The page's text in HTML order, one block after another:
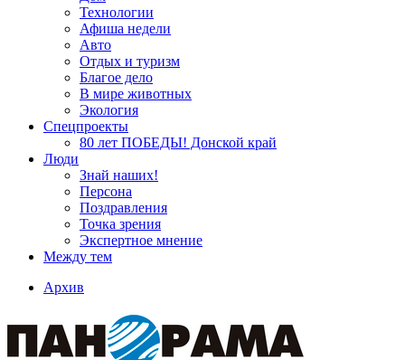
Технологии
Афиша недели
Авто
Отдых и туризм
Благое дело
В мире животных
Экология
Спецпроекты
80 лет ПОБЕДЫ! Донской край
Люди
Знай наших!
Персона
Поздравления
Точка зрения
Экспертное мнение
Между тем
Архив